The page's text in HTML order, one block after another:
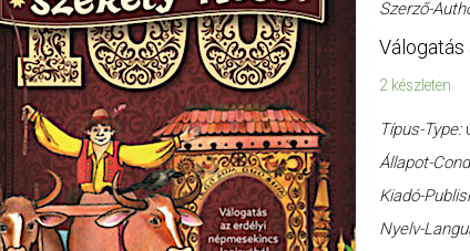
Szerző-
Válogatás
2 készleten
Típus-Type:
Állapot-
Kiadó-
Nyelv-